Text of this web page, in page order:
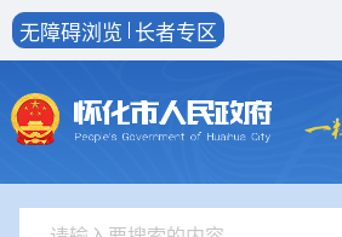
无障碍浏览 长者专区